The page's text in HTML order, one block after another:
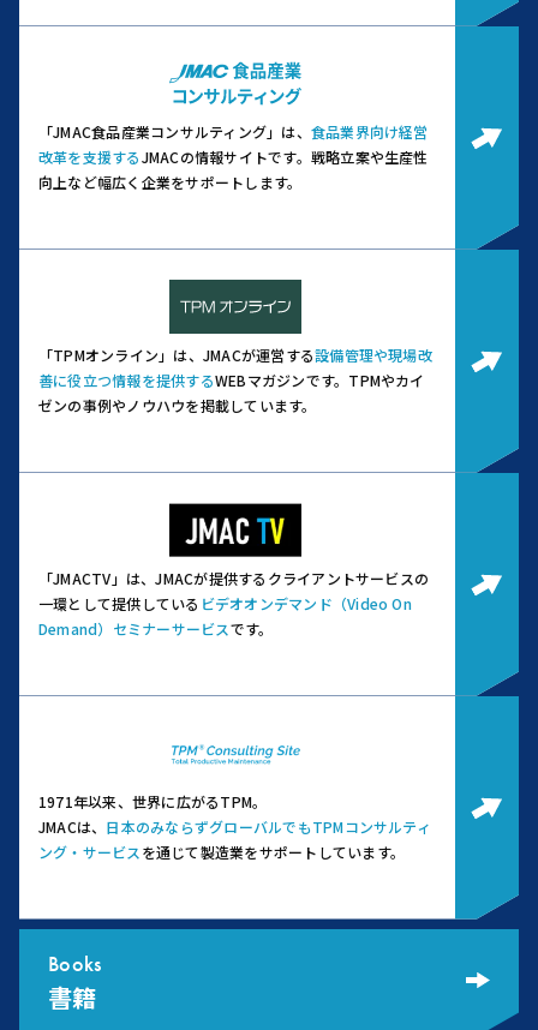
「JMAC食品産業コンサルティング」は、 食品業界向け経営
改革を支援するJMACの情報サイトです。 戦略立案や生産性
向上など幅広く企業をサポートします。
「TPMオンライン」は、JMACが運営する設備管理や現場改
善に役立つ情報を提供するWEBマガジンです。 TPMやカイ
ゼンの事例やノウハウを掲載しています。
「JMACTV」は、JMACが提供するクライアントサービスの
一環として提供している ビデオオンデマンド（Video On
Demand）セミナーサービスです。
1971年以来、世界に広がるTPM。
JMACは、 日本のみならずグローバルでもTPMコンサルティ
ング・サービス を通じて製造業をサポートしています。
Books
書籍